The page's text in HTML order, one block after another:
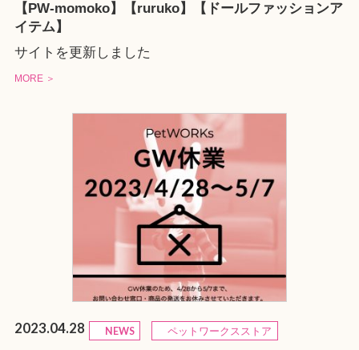
【PW-momoko】【ruruko】【ドールファッションア
イテム】
サイトを更新しました
MORE ＞
2023.04.28 NEWS ペットワークスストア